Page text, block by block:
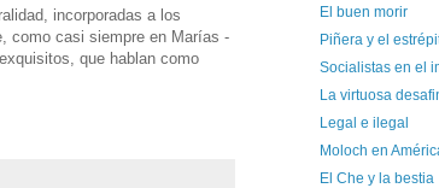
incorporadas a los
como casi siempre en Marías -
que hablan como
El buen morir
Piñera y el
Socialistas en el
La virtuosa
Legal e ilegal
Moloch en
El Che y la bestia